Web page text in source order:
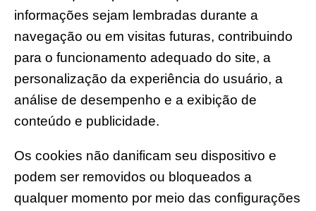
informações sejam lembradas durante a
navegação ou em visitas futuras, contribuindo
para o funcionamento adequado do site, a
personalização da experiência do usuário, a
análise de desempenho e a exibição de
conteúdo e publicidade.
Os cookies não danificam seu dispositivo e
podem ser removidos ou bloqueados a
qualquer momento por meio das configurações